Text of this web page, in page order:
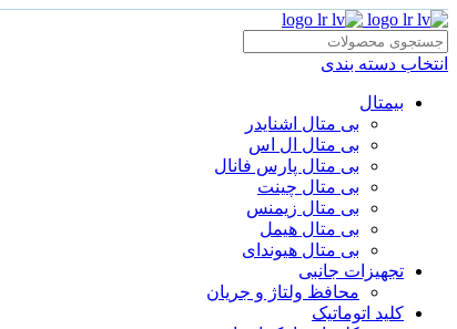
انتخاب دسته بندی
بیمتال
بی متال اشنایدر
بی متال ال اس
بی متال پارس فانال
بی متال چینت
بی متال زیمنس
بی متال هیمل
بی متال هیوندای
تجهیزات جانبی
محافظ ولتاژ و‌ جریان
کلید اتوماتیک